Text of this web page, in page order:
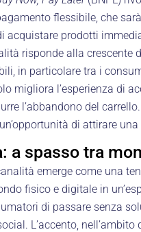
flessibile, che
acquistare prodotti
risponde alla
in particolare tra i
migliora l’esperienza di
l’abbandono del
di attirare
a spasso tra
emerge come una
fisico e digitale in
di passare senza
L’accento, nell’ambito